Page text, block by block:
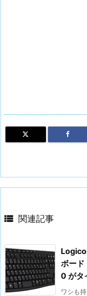
 関連記事
ボー
0 がタ
ワシも